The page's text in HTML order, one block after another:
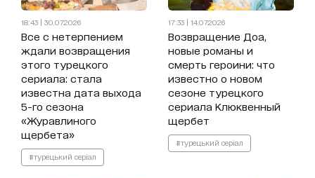
18:43 | 30.07.2026
Все с нетерпением
ждали возвращения
этого турецкого
сериала: стала
известна дата выхода
5-го сезона
«Журавлиного
щербета»
#турецький серіал
17:33 | 14.07.2026
Возвращение Доа,
новые романы и
смерть героини: что
известно о новом
сезоне турецкого
сериала Клюквенный
щербет
#турецький серіал